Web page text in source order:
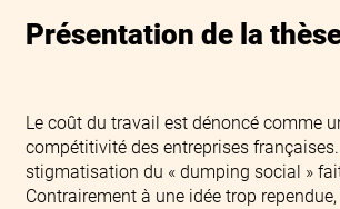
Présentation de la
Le coût du travail est dénoncé comme
compétitivité des entreprises
stigmatisation du « dumping social »
Contrairement à une idée trop